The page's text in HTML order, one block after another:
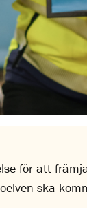
för att
ska